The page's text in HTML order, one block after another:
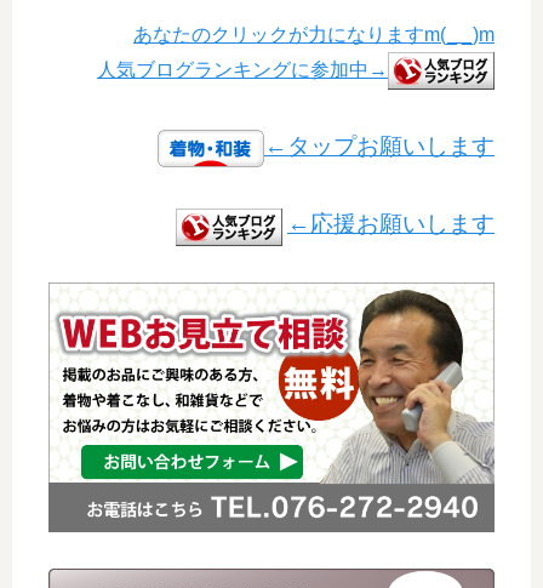
あなたのクリックが力になりますm(_ _)m
人気ブログランキングに参加中→
←タップお願いします
←応援お願いします